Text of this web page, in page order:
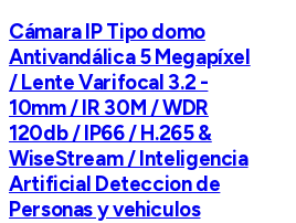
Cámara IP Tipo domo
Antivandálica 5 Megapíxel
/ Lente Varifocal 3.2 -
10mm / IR 30M / WDR
120db / IP66 / H.265 &
WiseStream / Inteligencia
Artificial Deteccion de
Personas y vehiculos